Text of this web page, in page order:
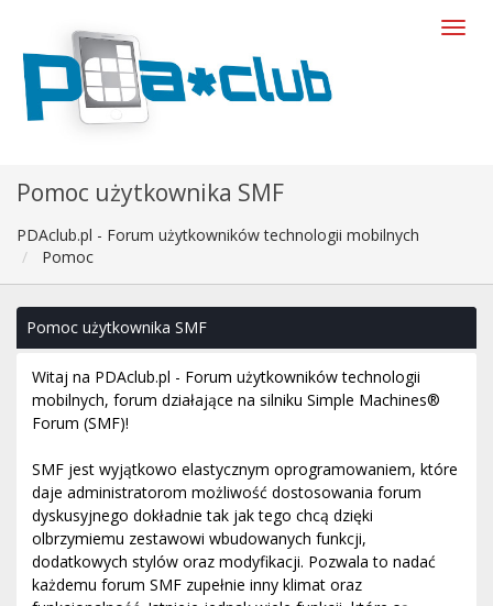
Pomoc użytkownika SMF
PDAclub.pl - Forum użytkowników technologii mobilnych
Pomoc
Pomoc użytkownika SMF
Witaj na PDAclub.pl - Forum użytkowników technologii
mobilnych, forum działające na silniku Simple Machines®
Forum (SMF)!
SMF jest wyjątkowo elastycznym oprogramowaniem, które
daje administratorom możliwość dostosowania forum
dyskusyjnego dokładnie tak jak tego chcą dzięki
olbrzymiemu zestawowi wbudowanych funkcji,
dodatkowych stylów oraz modyfikacji. Pozwala to nadać
każdemu forum SMF zupełnie inny klimat oraz